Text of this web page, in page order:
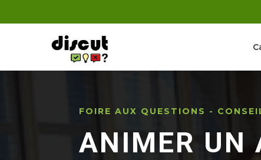
FOIRE AUX QUESTIONS -
ANIMER UN